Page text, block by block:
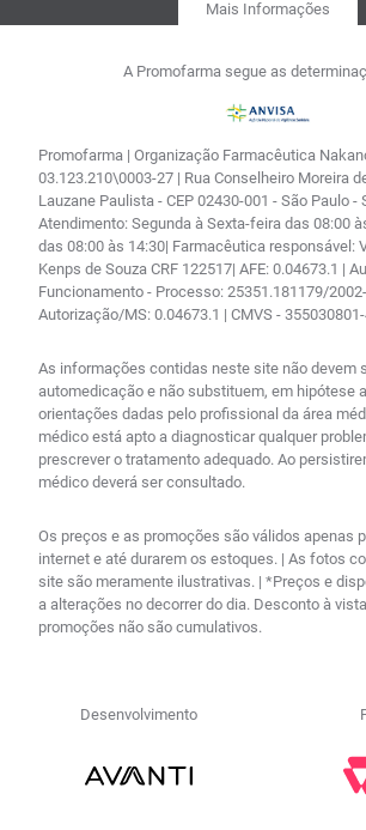
Mais Informações
A Promofarma segue as
Promofarma | Organização Farmacêutica
03.123.210\0003-27 | Rua Conselheiro Moreira
Lauzane Paulista - CEP 02430-001 - São Paulo -
Atendimento: Segunda à Sexta-feira das 08:00
das 08:00 às 14:30| Farmacêutica responsável:
Kenps de Souza CRF 122517| AFE: 0.04673.1 |
Funcionamento - Processo: 25351.181179/
Autorização/MS: 0.04673.1 | CMVS -
As informações contidas neste site não devem
automedicação e não substituem, em hipótese
orientações dadas pelo profissional da área
médico está apto a diagnosticar qualquer
prescrever o tratamento adequado. Ao
médico deverá ser consultado.
Os preços e as promoções são válidos apenas
internet e até durarem os estoques. | As fotos
site são meramente ilustrativas. | *Preços e
a alterações no decorrer do dia. Desconto à
promoções não são cumulativos.
Desenvolvimento